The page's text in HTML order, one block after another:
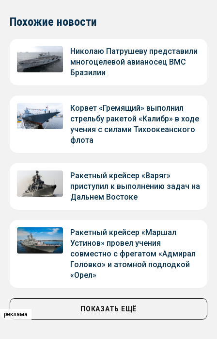
реклама
реклама
реклама
Похожие новости
Николаю Патрушеву представили
многоцелевой авианосец ВМС
Бразилии
Корвет «Гремящий» выполнил
стрельбу ракетой «Калибр» в ходе
учения с силами Тихоокеанского
флота
Ракетный крейсер «Варяг»
приступил к выполнению задач на
Дальнем Востоке
Ракетный крейсер «Маршал
Устинов» провел учения
совместно с фрегатом «Адмирал
Головко» и атомной подлодкой
«Орел»
ПОКАЗАТЬ ЕЩЁ